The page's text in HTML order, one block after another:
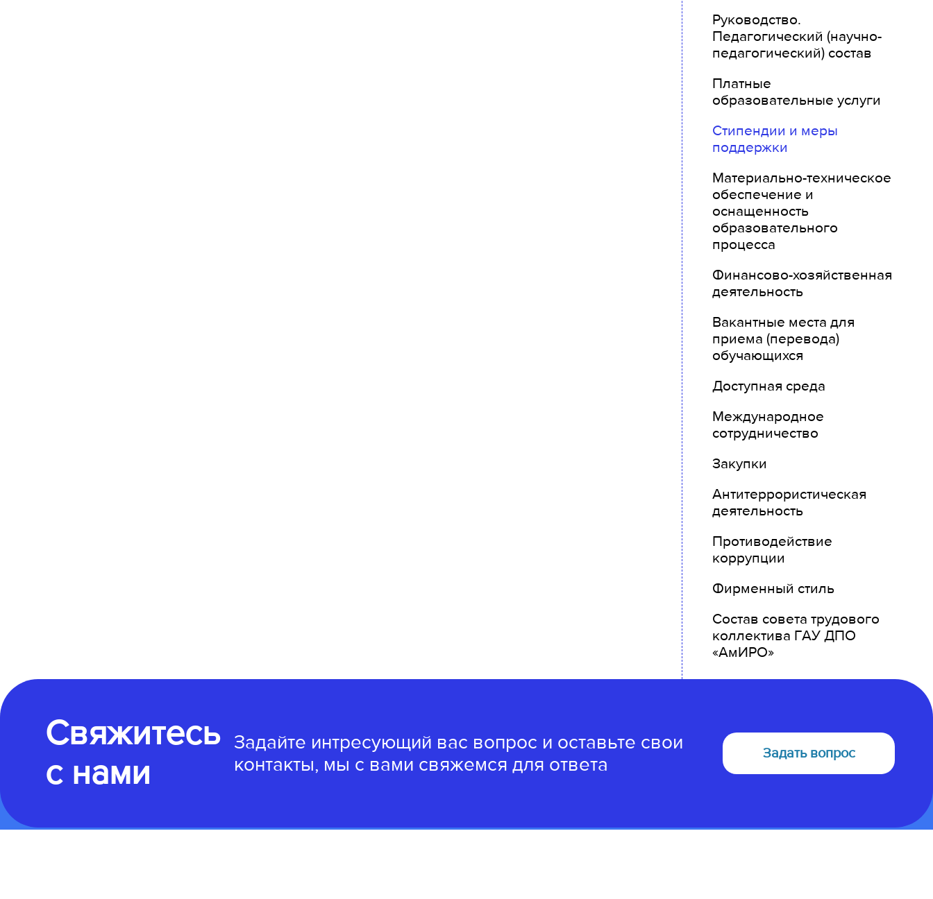
Руководство.
Педагогический (научно-
педагогический) состав
Платные
образовательные услуги
Стипендии и меры
поддержки
Материально-техническое
обеспечение и
оснащенность
образовательного
процесса
Финансово-хозяйственная
деятельность
Вакантные места для
приема (перевода)
обучающихся
Доступная среда
Международное
сотрудничество
Закупки
Антитеррористическая
деятельность
Противодействие
коррупции
Фирменный стиль
Состав совета трудового
коллектива ГАУ ДПО
«АмИРО»
Свяжитесь
с нами
Задайте интресующий вас вопрос и оставьте свои
контакты, мы с вами свяжемся для ответа
Задать вопрос